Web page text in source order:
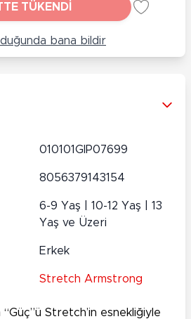
TÜKENDİ
bana bildir
010101GIP07699
8056379143154
6-9 Yaş | 10-12 Yaş | 13
Yaş ve Üzeri
Erkek
Stretch Armstrong
Stretch’in esnekliğiyle